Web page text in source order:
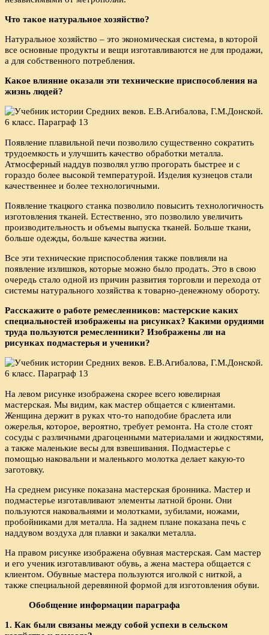
Что такое натуральное хозяйство?
Натуральное хозяйство – это экономическая система, в которой
все основные продукты и вещи изготавливаются не для продажи,
а для собственного потребления.
Какое влияние оказали эти технические приспособления на
жизнь людей?
Появление плавильной печи позволило существенно сократить
трудоемкость и улучшить качество обработки металла.
Атмосферный наддув позволял углю прогорать быстрее и с
гораздо более высокой температурой. Изделия кузнецов стали
качественнее и более технологичными.
Появление ткацкого станка позволило повысить технологичность
изготовления тканей. Естественно, это позволило увеличить
производительность и объемы выпуска тканей. Больше ткани,
больше одежды, больше качества жизни.
Все эти технические приспособления также повлияли на
появление излишков, которые можно было продать. Это в свою
очередь стало одной из причин развития торговли и перехода от
системы натурального хозяйства к товарно-денежному обороту.
Расскажите о работе ремесленников: мастерские каких
специальностей изображены на рисунках? Какими орудиями
труда пользуются ремесленники? Изображены ли на
рисунках подмастерья и ученики?
На левом рисунке изображена скорее всего ювелирная
мастерская. Мы видим, как мастер общается с клиентами.
Женщина держит в руках что-то наподобие браслета или
ожерелья, которое, вероятно, требует ремонта. На столе стоят
сосуды с различными драгоценными материалами и жидкостями,
а также маленькие весы для взвешивания. Подмастерье с
помощью наковальни и маленького молотка делает какую-то
заготовку.
На среднем рисунке показана мастерская бронника. Мастер и
подмастерье изготавливают элементы латной брони. Они
пользуются наковальнями и молотками, зубилами, ножами,
пробойниками для металла. На заднем плане показана печь с
наддувом воздуха для плавки и закалки металла.
На правом рисунке изображена обувная мастерская. Сам мастер
и его ученик изготавливают обувь, а жена мастера общается с
клиентом. Обувные мастера пользуются иголкой с ниткой, а
также специальной деревянной формой для изготовления обуви.
Обобщение информации параграфа
1. Как были связаны между собой успехи в сельском